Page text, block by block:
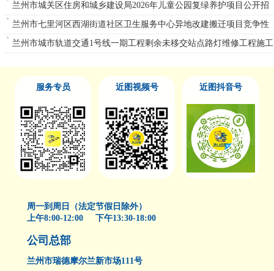
单一来源公告
兰州市城关区住房和城乡建设局2026年儿童公园复绿养护项目公开招
标公告
兰州市七里河区西湖街道社区卫生服务中心异地改建搬迁项目竞争性
磋商公告
兰州市城市轨道交通1号线一期工程剩余未移交站点路灯维修工程施工
服务专员 近图视频号 近图抖音号
周一到周日（法定节假日除外）
上午8:00-12:00 下午13:30-18:00
公司总部
兰州市瑞德摩尔兰新市场111号